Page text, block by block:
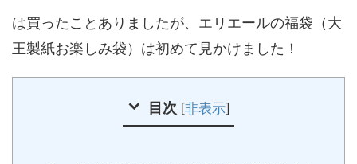
は買ったことありましたが、エリエールの福袋（大
王製紙お楽しみ袋）は初めて見かけました！
目次 [非表示]